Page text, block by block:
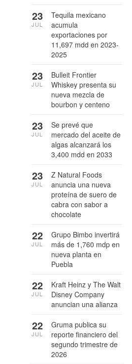
Tequila mexicano
acumula
exportaciones por
11,697 mdd en 2023-
2025
23
JUL
Bulleit Frontier
Whiskey presenta su
nueva mezcla de
bourbon y centeno
23
JUL
Se prevé que
mercado del aceite de
algas alcanzará los
3,400 mdd en 2033
23
JUL
Z Natural Foods
anuncia una nueva
proteína de suero de
cabra con sabor a
chocolate
23
JUL
Grupo Bimbo invertirá
más de 1,760 mdp en
nueva planta en
Puebla
22
JUL
Kraft Heinz y The Walt
Disney Company
anuncian una alianza
22
JUL
Gruma publica su
reporte financiero del
segundo trimestre de
2026
22
JUL